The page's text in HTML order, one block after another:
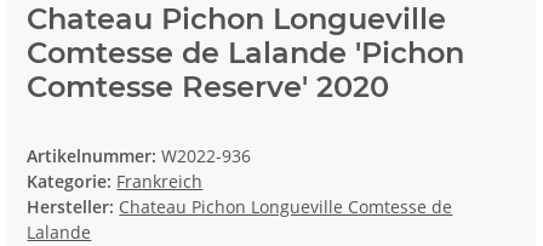
Chateau Pichon Longueville
Comtesse de Lalande 'Pichon
Comtesse Reserve' 2020
Artikelnummer:W2022-936
Kategorie: Frankreich
Hersteller: Chateau Pichon Longueville Comtesse de
Lalande